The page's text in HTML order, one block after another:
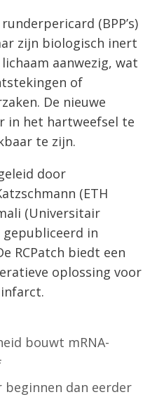
(BPP’s)
zijn biologisch inert
aanwezig, wat
of
De nieuwe
in het hartweefsel te
te zijn.
door
(ETH
(Universitair
gepubliceerd in
RCPatch biedt een
oplossing voor
bouwt mRNA-
beginnen dan eerder